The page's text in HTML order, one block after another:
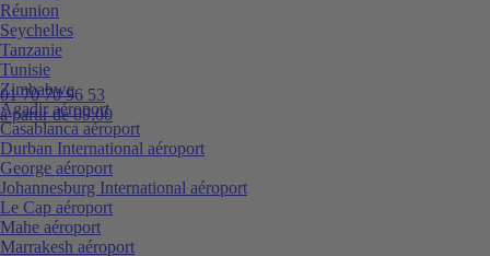
01 70 70 96 53
à partir de 09:00
Réunion
Seychelles
Tanzanie
Tunisie
Zimbabwe
Agadir aéroport
Casablanca aéroport
Durban International aéroport
George aéroport
Johannesburg International aéroport
Le Cap aéroport
Mahe aéroport
Marrakesh aéroport